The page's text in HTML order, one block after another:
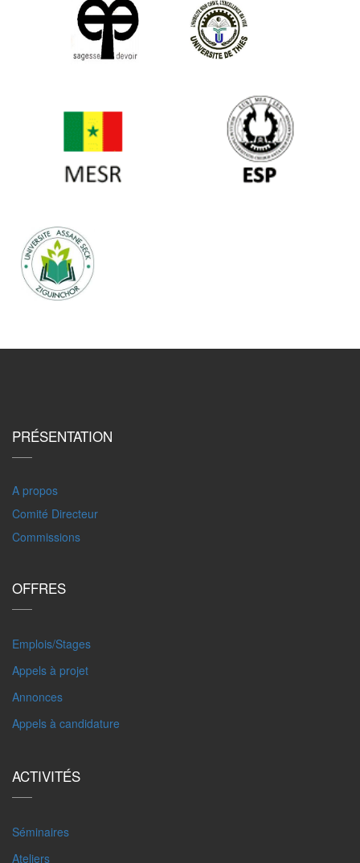
PRÉSENTATION
A propos
Comité Directeur
Commissions
OFFRES
Emplois/Stages
Appels à projet
Annonces
Appels à candidature
ACTIVITÉS
Séminaires
Ateliers